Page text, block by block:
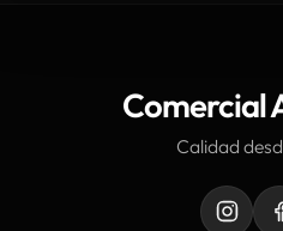
Comercial
Calidad